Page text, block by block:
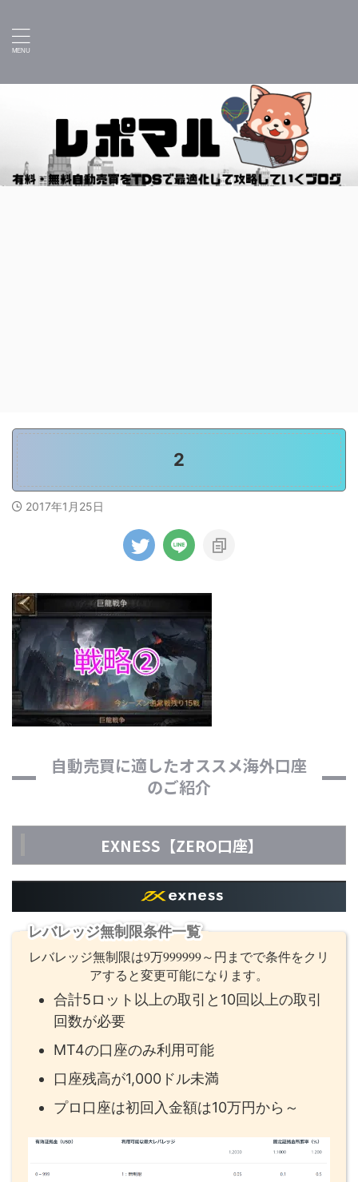
2
2017年1月25日
自動売買に適したオススメ海外口座
のご紹介
EXNESS【ZERO口座】
レバレッジ無制限条件一覧
レバレッジ無制限は9万999999～円までで条件をクリ
アすると変更可能になります。
合計5ロット以上の取引と10回以上の取引
回数が必要
MT4の口座のみ利用可能
口座残高が1,000ドル未満
プロ口座は初回入金額は10万円から～